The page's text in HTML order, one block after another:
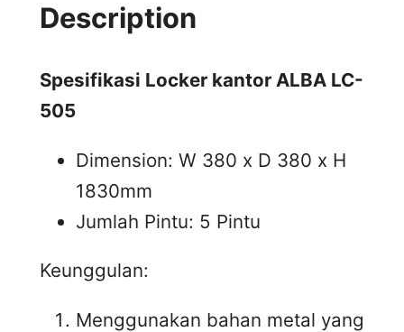
Description
Spesifikasi Locker kantor ALBA LC-
505
Dimension: W 380 x D 380 x H
1830mm
Jumlah Pintu: 5 Pintu
Keunggulan:
Menggunakan bahan metal yang